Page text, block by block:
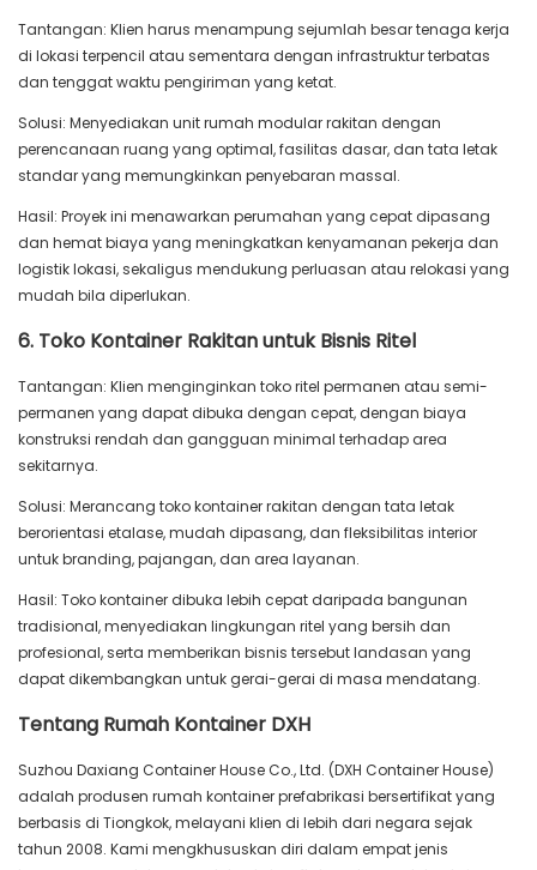
Tantangan: Klien harus menampung sejumlah besar tenaga kerja
di lokasi terpencil atau sementara dengan infrastruktur terbatas
dan tenggat waktu pengiriman yang ketat.
Solusi: Menyediakan unit rumah modular rakitan dengan
perencanaan ruang yang optimal, fasilitas dasar, dan tata letak
standar yang memungkinkan penyebaran massal.
Hasil: Proyek ini menawarkan perumahan yang cepat dipasang
dan hemat biaya yang meningkatkan kenyamanan pekerja dan
logistik lokasi, sekaligus mendukung perluasan atau relokasi yang
mudah bila diperlukan.
6. Toko Kontainer Rakitan untuk Bisnis Ritel
Tantangan: Klien menginginkan toko ritel permanen atau semi-
permanen yang dapat dibuka dengan cepat, dengan biaya
konstruksi rendah dan gangguan minimal terhadap area
sekitarnya.
Solusi: Merancang toko kontainer rakitan dengan tata letak
berorientasi etalase, mudah dipasang, dan fleksibilitas interior
untuk branding, pajangan, dan area layanan.
Hasil: Toko kontainer dibuka lebih cepat daripada bangunan
tradisional, menyediakan lingkungan ritel yang bersih dan
profesional, serta memberikan bisnis tersebut landasan yang
dapat dikembangkan untuk gerai-gerai di masa mendatang.
Tentang Rumah Kontainer DXH
Suzhou Daxiang Container House Co., Ltd. (DXH Container House)
adalah produsen rumah kontainer prefabrikasi bersertifikat yang
berbasis di Tiongkok, melayani klien di lebih dari negara sejak
tahun 2008. Kami mengkhususkan diri dalam empat jenis